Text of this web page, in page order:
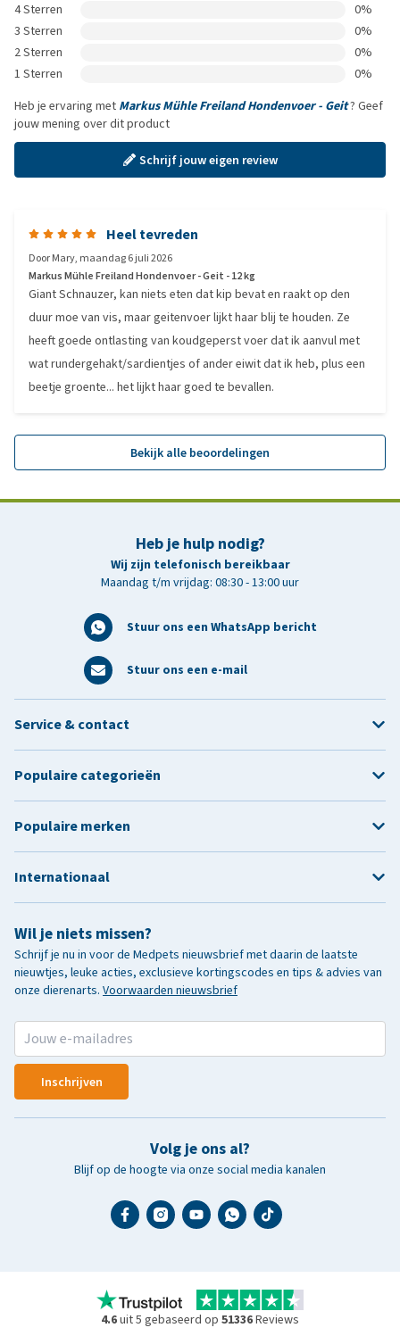
4 Sterren
0%
3 Sterren
0%
2 Sterren
0%
1 Sterren
0%
Heb je ervaring met Markus Mühle Freiland Hondenvoer - Geit? Geef
jouw mening over dit product
Schrijf jouw eigen review
Heel tevreden
DoorMary, maandag 6 juli 2026
Markus Mühle Freiland Hondenvoer - Geit - 12 kg
Giant Schnauzer, kan niets eten dat kip bevat en raakt op den
duur moe van vis, maar geitenvoer lijkt haar blij te houden. Ze
heeft goede ontlasting van koudgeperst voer dat ik aanvul met
wat rundergehakt/sardientjes of ander eiwit dat ik heb, plus een
beetje groente... het lijkt haar goed te bevallen.
Bekijk alle beoordelingen
Heb je hulp nodig?
Wij zijn telefonisch bereikbaar
Maandag t/m vrijdag: 08:30 - 13:00 uur
Stuur ons een WhatsApp bericht
Stuur ons een e-mail
Wil je niets missen?
Schrijf je nu in voor de Medpets nieuwsbrief met daarin de laatste
nieuwtjes, leuke acties, exclusieve kortingscodes en tips & advies van
onze dierenarts. Voorwaarden nieuwsbrief
Inschrijven
Volg je ons al?
Blijf op de hoogte via onze social media kanalen
Service & contact
Populaire categorieën
Populaire merken
Internationaal
4.6uit 5 gebaseerd op 51336Reviews